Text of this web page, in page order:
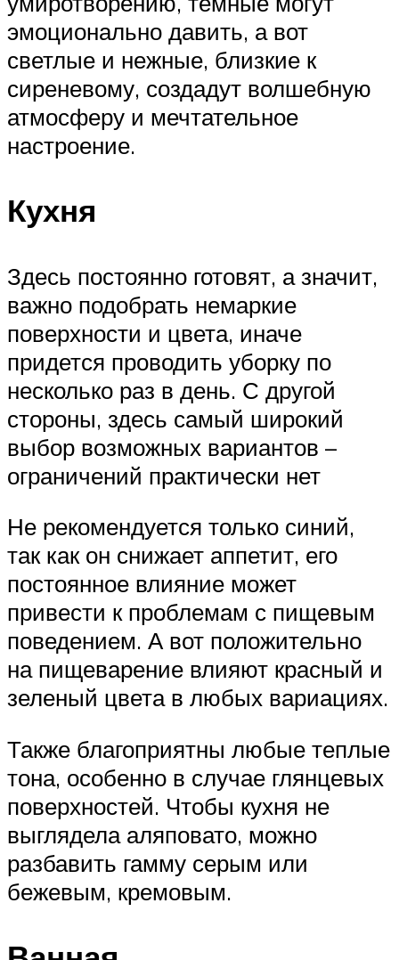
эмоционально давить, а вот
светлые и нежные, близкие к
сиреневому, создадут волшебную
атмосферу и мечтательное
настроение.
Кухня
Здесь постоянно готовят, а значит,
важно подобрать немаркие
поверхности и цвета, иначе
придется проводить уборку по
несколько раз в день. С другой
стороны, здесь самый широкий
выбор возможных вариантов –
ограничений практически нет
Не рекомендуется только синий,
так как он снижает аппетит, его
постоянное влияние может
привести к проблемам с пищевым
поведением. А вот положительно
на пищеварение влияют красный и
зеленый цвета в любых вариациях.
Также благоприятны любые теплые
тона, особенно в случае глянцевых
поверхностей. Чтобы кухня не
выглядела аляповато, можно
разбавить гамму серым или
бежевым, кремовым.